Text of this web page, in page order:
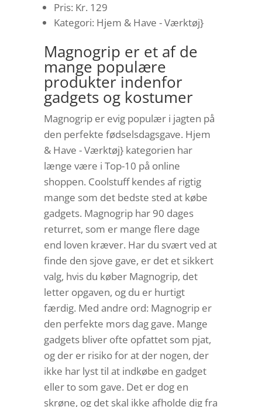
Pris: Kr. 129
Kategori: Hjem & Have - Værktøj}
Magnogrip er et af de
mange populære
produkter indenfor
gadgets og kostumer
Magnogrip er evig populær i jagten på
den perfekte fødselsdagsgave. Hjem
& Have - Værktøj} kategorien har
længe være i Top-10 på online
shoppen. Coolstuff kendes af rigtig
mange som det bedste sted at købe
gadgets. Magnogrip har 90 dages
returret, som er mange flere dage
end loven kræver. Har du svært ved at
finde den sjove gave, er det et sikkert
valg, hvis du køber Magnogrip, det
letter opgaven, og du er hurtigt
færdig. Med andre ord: Magnogrip er
den perfekte mors dag gave. Mange
gadgets bliver ofte opfattet som pjat,
og der er risiko for at der nogen, der
ikke har lyst til at indkøbe en gadget
eller to som gave. Det er dog en
skrøne, og det skal ikke afholde dig fra